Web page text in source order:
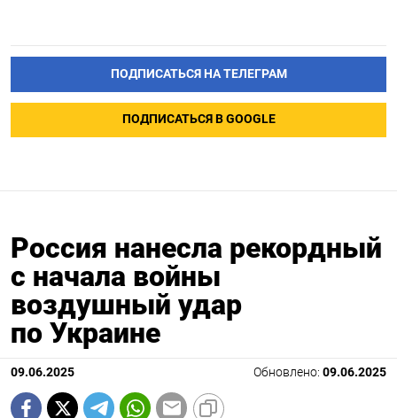
ПОДПИСАТЬСЯ НА ТЕЛЕГРАМ
ПОДПИСАТЬСЯ В GOOGLE
Россия нанесла рекордный
с начала войны
воздушный удар
по Украине
09.06.2025 Обновлено: 09.06.2025